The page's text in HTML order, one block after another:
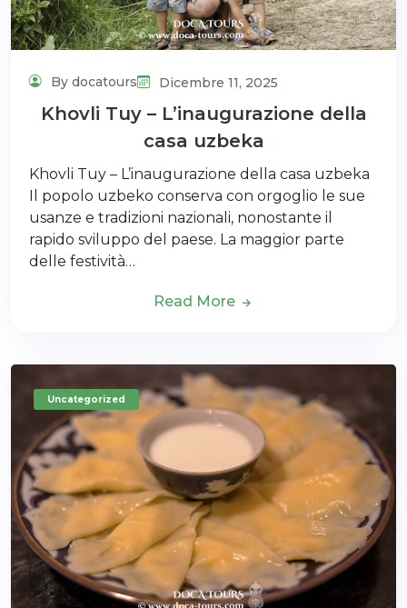
By docatours Dicembre 11, 2025
Khovli Tuy – L’inaugurazione della
casa uzbeka
Khovli Tuy – L’inaugurazione della casa uzbeka
Il popolo uzbeko conserva con orgoglio le sue
usanze e tradizioni nazionali, nonostante il
rapido sviluppo del paese. La maggior parte
delle festività…
Read More
Uncategorized